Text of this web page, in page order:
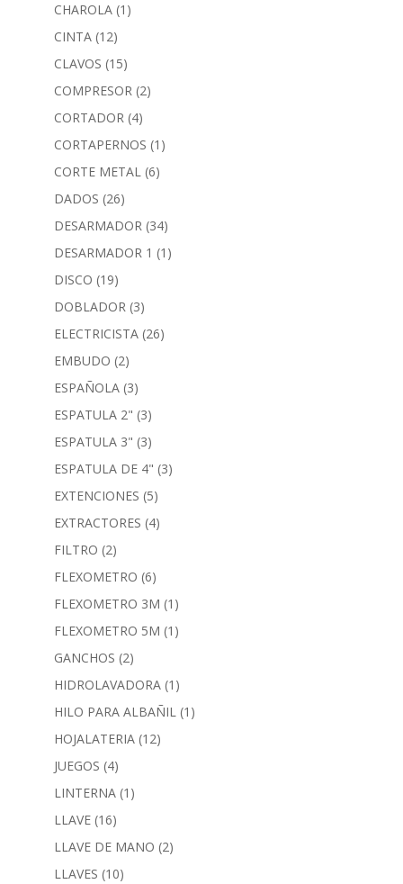
CHAROLA (1)
CINTA (12)
CLAVOS (15)
COMPRESOR (2)
CORTADOR (4)
CORTAPERNOS (1)
CORTE METAL (6)
DADOS (26)
DESARMADOR (34)
DESARMADOR 1 (1)
DISCO (19)
DOBLADOR (3)
ELECTRICISTA (26)
EMBUDO (2)
ESPAÑOLA (3)
ESPATULA 2" (3)
ESPATULA 3" (3)
ESPATULA DE 4" (3)
EXTENCIONES (5)
EXTRACTORES (4)
FILTRO (2)
FLEXOMETRO (6)
FLEXOMETRO 3M (1)
FLEXOMETRO 5M (1)
GANCHOS (2)
HIDROLAVADORA (1)
HILO PARA ALBAÑIL (1)
HOJALATERIA (12)
JUEGOS (4)
LINTERNA (1)
LLAVE (16)
LLAVE DE MANO (2)
LLAVES (10)